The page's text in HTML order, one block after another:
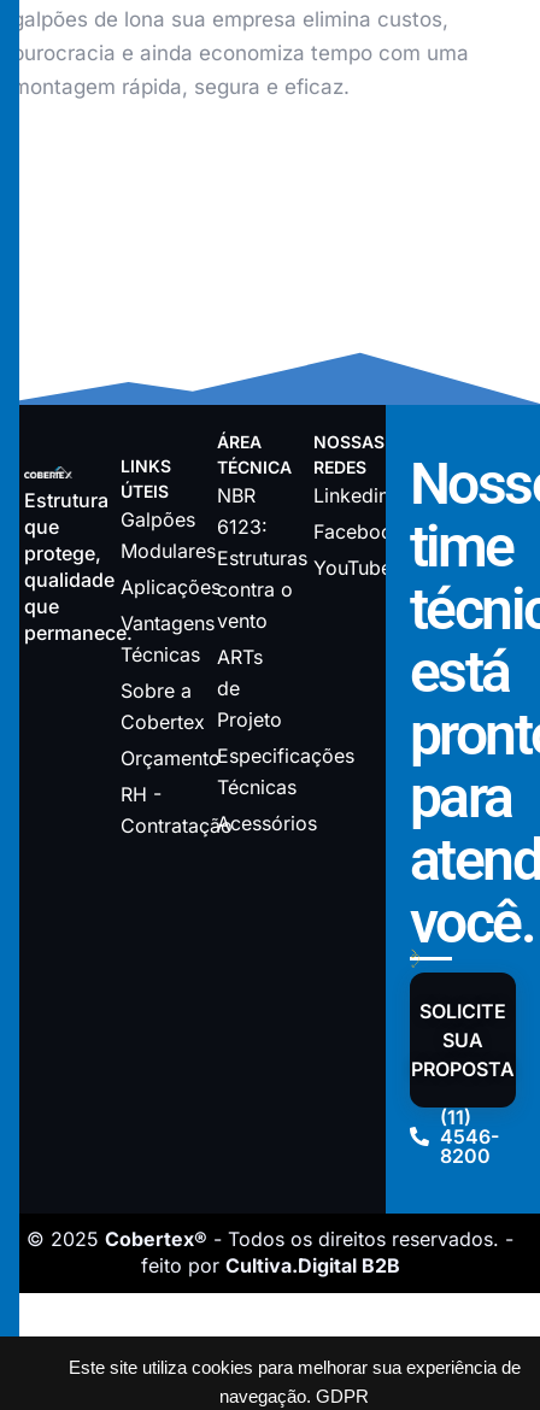
Este site utiliza cookies para melhorar sua experiência de
navegação. GDPR
galpões de lona sua empresa elimina custos,
burocracia e ainda economiza tempo com uma
montagem rápida, segura e eficaz.
Estrutura
que
protege,
qualidade
que
permanece.
LINKS
ÚTEIS
Galpões
Modulares
Aplicações
Vantagens
Técnicas
Sobre a
Cobertex
Orçamento
RH -
Contratação
ÁREA
TÉCNICA
NBR
6123:
Estruturas
contra o
vento
ARTs
de
Projeto
Especificações
Técnicas
Acessórios
NOSSAS
REDES
Linkedin
Facebook
YouTube
time
está
para
você.
SOLICITE
SUA
PROPOSTA
(11)
4546-
8200
© 2025 Cobertex® - Todos os direitos reservados. -
feito por Cultiva.Digital B2B